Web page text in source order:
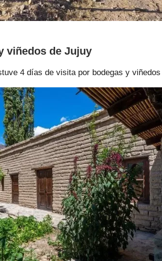
viñedos de Jujuy
4 días de visita por bodegas y